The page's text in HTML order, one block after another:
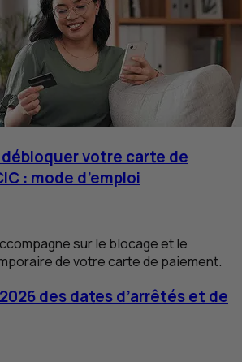
votre carte de
: mode d’emploi
sur le blocage et le
de votre carte de paiement.
des dates d’arrêtés et de